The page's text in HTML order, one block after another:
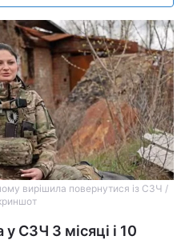
вирішила повернутися із СЗЧ /
СЗЧ 3 місяці і 10